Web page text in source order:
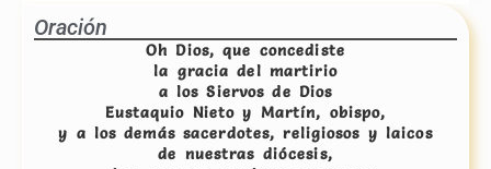
Oración
Oh Dios, que concediste
la gracia del martirio
a los Siervos de Dios
Eustaquio Nieto y Martín, obispo,
y a los demás sacerdotes, religiosos y laicos
de nuestras diócesis,